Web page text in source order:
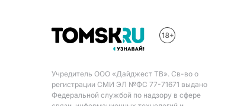
Учредитель ООО «Дайджест ТВ». Св-во о
регистрации СМИ ЭЛ №ФС 77-71671 выдано
Федеральной службой по надзору в сфере